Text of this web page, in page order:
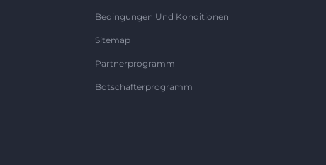
Bedingungen Und Konditionen
Sitemap
Partnerprogramm
Botschafterprogramm